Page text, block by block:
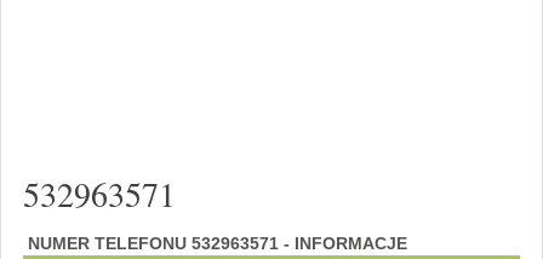
532963571
NUMER TELEFONU 532963571 - INFORMACJE